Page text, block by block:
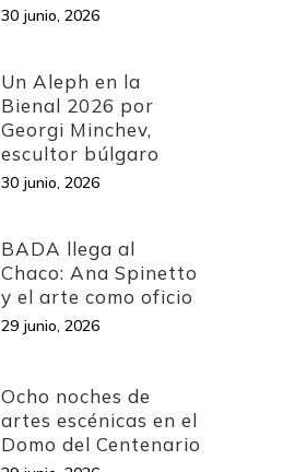
30 junio, 2026
Un Aleph en la
Bienal 2026 por
Georgi Minchev,
escultor búlgaro
30 junio, 2026
BADA llega al
Chaco: Ana Spinetto
y el arte como oficio
29 junio, 2026
Ocho noches de
artes escénicas en el
Domo del Centenario